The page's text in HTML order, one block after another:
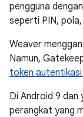
pengguna
seperti PIN,
Weaver
Namun,
token
Di Android 9 dan
perangkat yang